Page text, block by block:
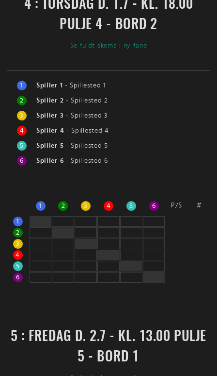
4 : TORSDAG D. 1.7 - KL. 18.00
PULJE 4 - BORD 2
Se fuldt skema i ny fane
1 Spiller 1 - Spillested 1
2
Spiller 2 - Spillested 2
3
Spiller 3 - Spillested 3
4
Spiller 4 - Spillested 4
5
Spiller 5 - Spillested 5
6
Spiller 6 - Spillested 6
1 2 3 4 5 6 P/S
#
1
2
3
4
5
6
5 : FREDAG D. 2.7 - KL. 13.00 PULJE
5 - BORD 1